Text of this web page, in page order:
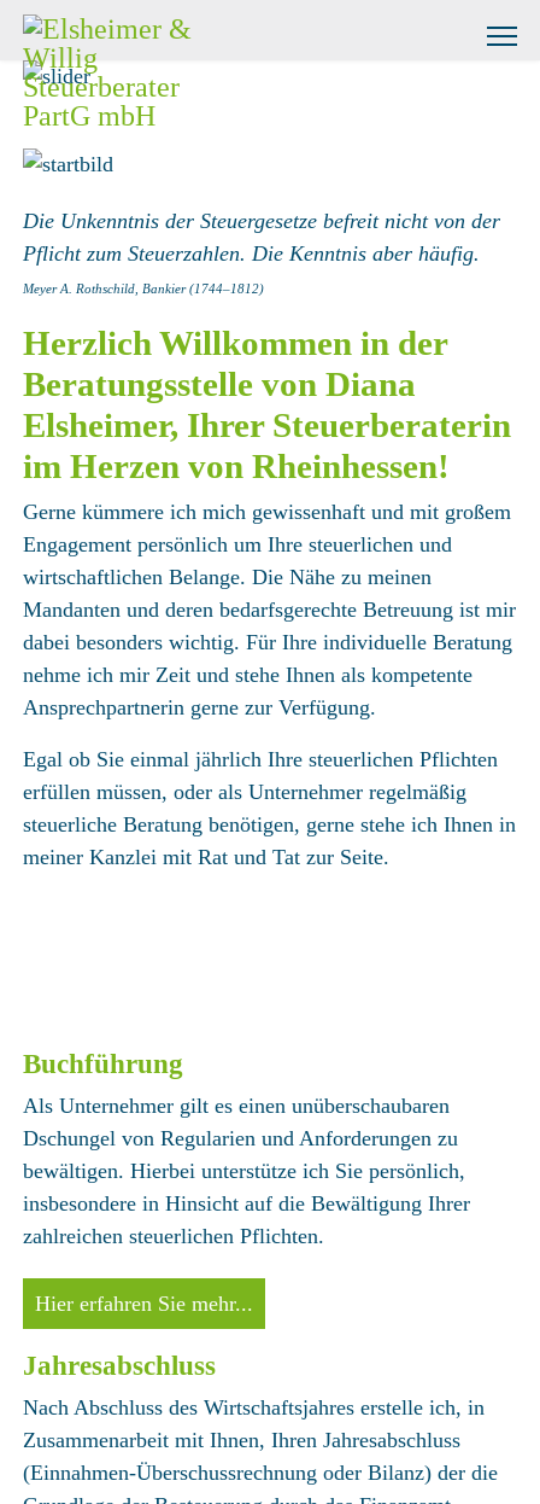
Die Unkenntnis der Steuergesetze befreit nicht von der
Pflicht zum Steuerzahlen.Die Kenntnis aber häufig.
Meyer A. Rothschild, Bankier (1744–1812)
Herzlich Willkommen in der
Beratungsstelle von Diana
Elsheimer, Ihrer Steuerberaterin
im Herzen von Rheinhessen!
Gerne kümmere ich mich gewissenhaft und mit großem
Engagement persönlich um Ihre steuerlichen und
wirtschaftlichen Belange. Die Nähe zu meinen
Mandanten und deren bedarfsgerechte Betreuung ist mir
dabei besonders wichtig. Für Ihre individuelle Beratung
nehme ich mir Zeit und stehe Ihnen als kompetente
Ansprechpartnerin gerne zur Verfügung.
Egal ob Sie einmal jährlich Ihre steuerlichen Pflichten
erfüllen müssen, oder als Unternehmer regelmäßig
steuerliche Beratung benötigen, gerne stehe ich Ihnen in
meiner Kanzlei mit Rat und Tat zur Seite.
Buchführung
Als Unternehmer gilt es einen unüberschaubaren
Dschungel von Regularien und Anforderungen zu
bewältigen. Hierbei unterstütze ich Sie persönlich,
insbesondere in Hinsicht auf die Bewältigung Ihrer
zahlreichen steuerlichen Pflichten.
Hier erfahren Sie mehr...
Jahresabschluss
Nach Abschluss des Wirtschaftsjahres erstelle ich, in
Zusammenarbeit mit Ihnen, Ihren Jahresabschluss
(Einnahmen-Überschussrechnung oder Bilanz) der die